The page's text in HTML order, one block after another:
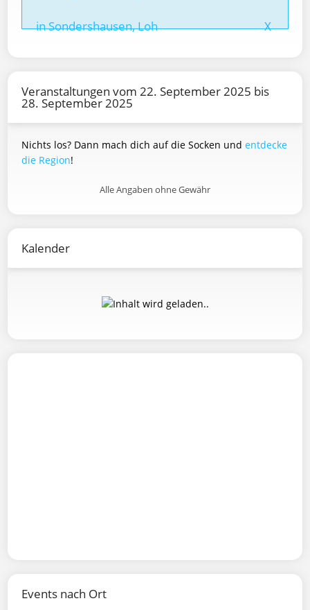
in Sondershausen, Loh X
Veranstaltungen vom 22. September 2025 bis
28. September 2025
Nichts los? Dann mach dich auf die Socken und entdecke
die Region!
Alle Angaben ohne Gewähr
Kalender
Events nach Ort